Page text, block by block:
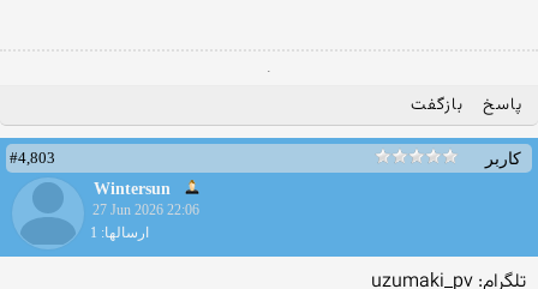
.
پاسخ بازگفت
کاربر
#4,803
Wintersun
27 Jun 2026 22:06
ارسالها: 1
تلگرام: uzumaki_pv